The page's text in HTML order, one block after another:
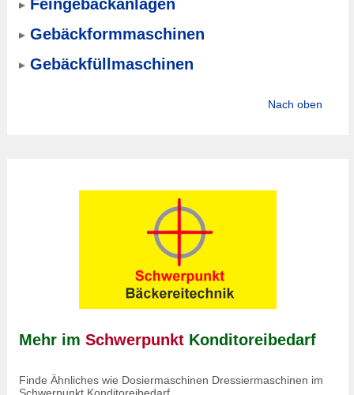
Feingebäckanlagen
Gebäckformmaschinen
Gebäckfüllmaschinen
Nach oben
Mehr im Schwerpunkt Konditoreibedarf
Finde Ähnliches wie Dosiermaschinen Dressiermaschinen im